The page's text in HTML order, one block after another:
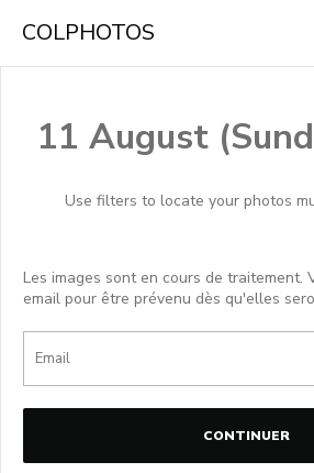
COLPHOTOS
11 August
Use filters to locate your photos
Les images sont en cours de traitement.
email pour être prévenu dès qu'elles
CONTINUER